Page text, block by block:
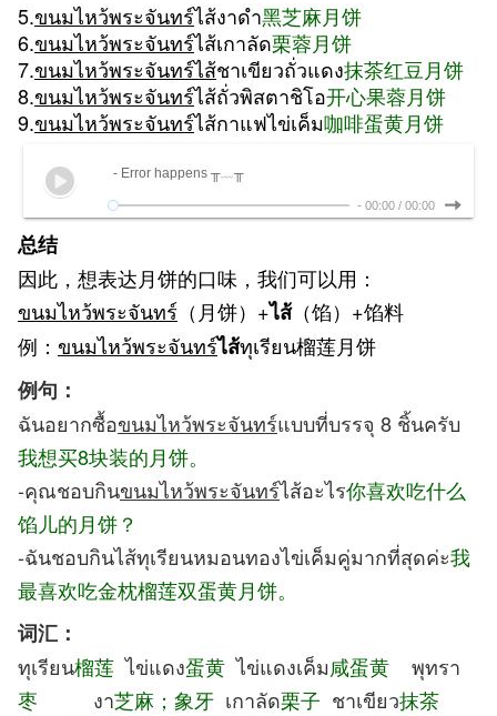
5.ขนมไหว้พระจันทร์ไส้งาดำ黑芝麻月饼
6.ขนมไหว้พระจันทร์ไส้เกาลัด栗蓉月饼
7.ขนมไหว้พระจันทร์ไส้ชาเขียวถั่วแดง抹茶红豆月饼
8.ขนมไหว้พระจันทร์ไส้ถั่วพิสตาชิโอ开心果蓉月饼
9.ขนมไหว้พระจันทร์ไส้กาแฟไข่เค็ม咖啡蛋黄月饼
- Error happens ╥﹏╥
- 00:00 / 00:00
总结
因此，想表达月饼的口味，我们可以用：
ขนมไหว้พระจันทร์ （月饼）+ไส้（馅）+馅料
例： ขนมไหว้พระจันทร์ไส้ทุเรียน榴莲月饼
例句：
ฉันอยากซื้อขนมไหว้พระจันทร์แบบที่บรรจุ 8 ชิ้นครับ
我想买8块装的月饼。
-คุณชอบกินขนมไหว้พระจันทร์ไส้อะไร你喜欢吃什么
馅儿的月饼？
-ฉันชอบกินไส้ทุเรียนหมอนทองไข่เค็มคู่มากที่สุดค่ะ我
最喜欢吃金枕榴莲双蛋黄月饼。
词汇：
ทุเรียน榴莲 ไข่แดง蛋黄 ไข่แดงเค็ม咸蛋黄
พุทรา
枣 งา芝麻；象牙 เกาลัด栗子 ชาเขียว抹茶